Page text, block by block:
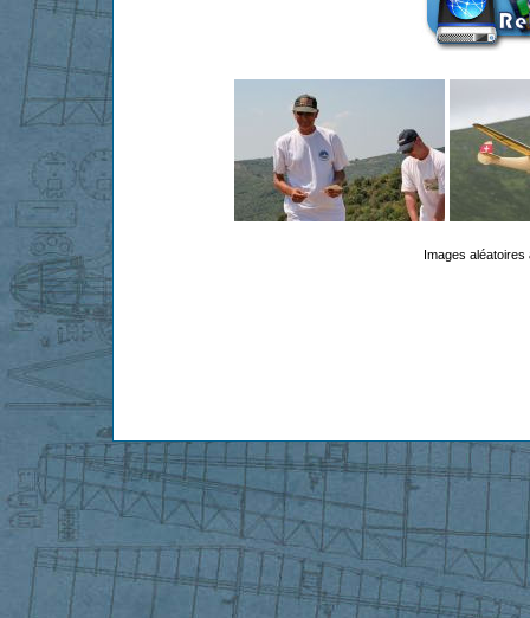
Images aléatoires